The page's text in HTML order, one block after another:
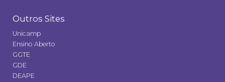
Outros Sites
Unicamp
Ensino Aberto
GGTE
GDE
DEAPE